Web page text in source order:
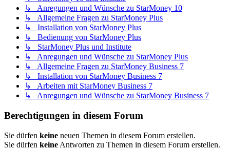
↳ Anregungen und Wünsche zu StarMoney 10
↳ Allgemeine Fragen zu StarMoney Plus
↳ Installation von StarMoney Plus
↳ Bedienung von StarMoney Plus
↳ StarMoney Plus und Institute
↳ Anregungen und Wünsche zu StarMoney Plus
↳ Allgemeine Fragen zu StarMoney Business 7
↳ Installation von StarMoney Business 7
↳ Arbeiten mit StarMoney Business 7
↳ Anregungen und Wünsche zu StarMoney Business 7
Berechtigungen in diesem Forum
Sie dürfen keine neuen Themen in diesem Forum erstellen.
Sie dürfen keine Antworten zu Themen in diesem Forum erstellen.